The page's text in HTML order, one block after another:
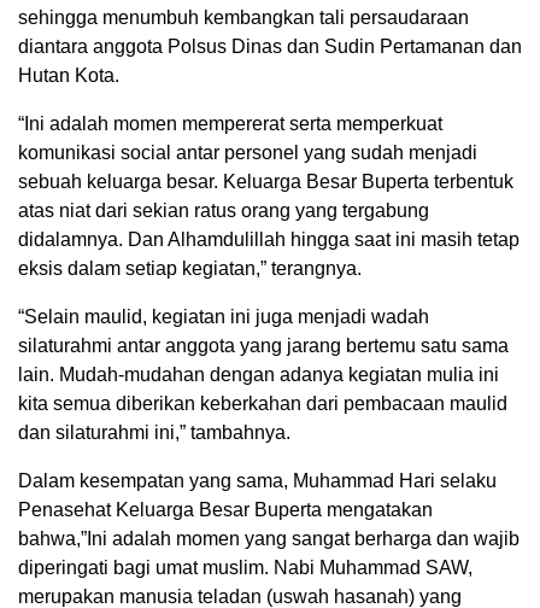
sehingga menumbuh kembangkan tali persaudaraan
diantara anggota Polsus Dinas dan Sudin Pertamanan dan
Hutan Kota.
“Ini adalah momen mempererat serta memperkuat
komunikasi social antar personel yang sudah menjadi
sebuah keluarga besar. Keluarga Besar Buperta terbentuk
atas niat dari sekian ratus orang yang tergabung
didalamnya. Dan Alhamdulillah hingga saat ini masih tetap
eksis dalam setiap kegiatan,” terangnya.
“Selain maulid, kegiatan ini juga menjadi wadah
silaturahmi antar anggota yang jarang bertemu satu sama
lain. Mudah-mudahan dengan adanya kegiatan mulia ini
kita semua diberikan keberkahan dari pembacaan maulid
dan silaturahmi ini,” tambahnya.
Dalam kesempatan yang sama, Muhammad Hari selaku
Penasehat Keluarga Besar Buperta mengatakan
bahwa,”Ini adalah momen yang sangat berharga dan wajib
diperingati bagi umat muslim. Nabi Muhammad SAW,
merupakan manusia teladan (uswah hasanah) yang